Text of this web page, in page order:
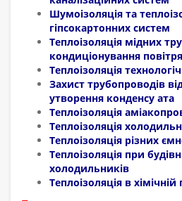
Шумоізоляція та
гіпсокартонних систем
Теплоізоляція мідних
кондиціонування повітря
Теплоізоляція
Захист трубопроводів
утворення конденсу ата
Теплоізоляція
Теплоізоляція
Теплоізоляція різних
Теплоізоляція при
холодильників
Теплоізоляція в хімічній